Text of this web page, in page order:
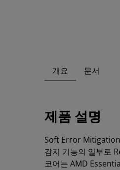
개요 문서
제품 설명
Soft Error
감지 기능의 일부로
코어는 AMD